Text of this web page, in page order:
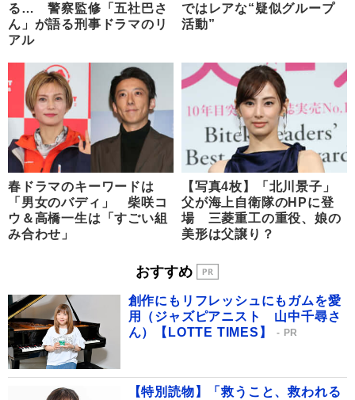
る… 警察監修「五社巴さ
ん」が語る刑事ドラマのリ
アル
ではレアな“疑似グループ
活動”
春ドラマのキーワードは
「男女のバディ」 柴咲コ
ウ＆高橋一生は「すごい組
み合わせ」
【写真4枚】「北川景子」
父が海上自衛隊のHPに登
場 三菱重工の重役、娘の
美形は父譲り？
おすすめ
創作にもリフレッシュにもガムを愛
用（ジャズピアニスト 山中千尋さ
ん）【LOTTE TIMES】
PR
【特別読物】「救うこと、救われる